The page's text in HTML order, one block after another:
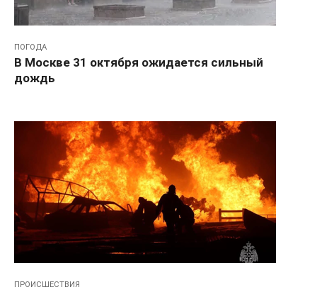
ПОГОДА
В Москве 31 октября ожидается сильный
дождь
ПРОИСШЕСТВИЯ